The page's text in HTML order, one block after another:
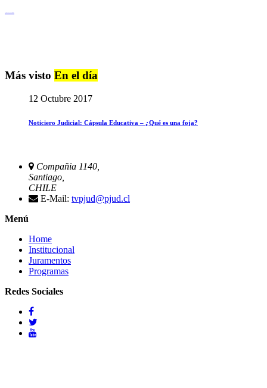
Más visto En el día
12 Octubre 2017
Noticiero Judicial: Cápsula Educativa – ¿Qué es una foja?
Compañia 1140,
Santiago,
CHILE
E-Mail: tvpjud@pjud.cl
Menú
Home
Institucional
Juramentos
Programas
Redes Sociales